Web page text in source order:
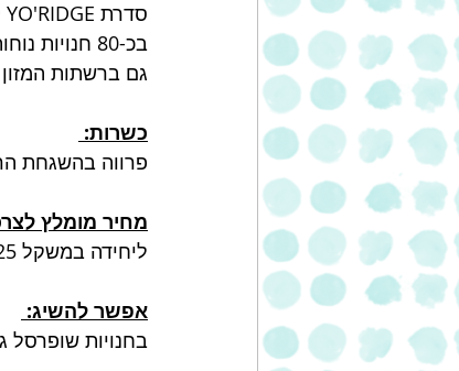
בכ-80
גם ברשתות
כשרות:
פרווה בהשגחת
מחיר מומלץ
ליחידה במשקל 125 גרם:  כ- 6.90 ₪
אפשר להשיג:
בחנויות שופרסל